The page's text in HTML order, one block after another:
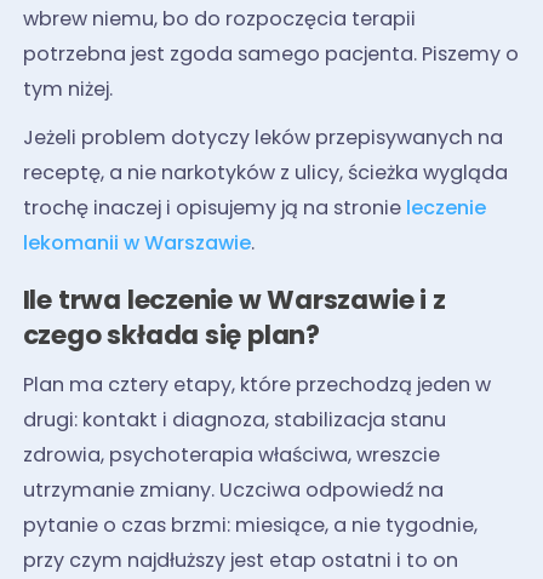
wbrew niemu, bo do rozpoczęcia terapii
potrzebna jest zgoda samego pacjenta. Piszemy o
tym niżej.
Jeżeli problem dotyczy leków przepisywanych na
receptę, a nie narkotyków z ulicy, ścieżka wygląda
trochę inaczej i opisujemy ją na stronie leczenie
lekomanii w Warszawie.
Ile trwa leczenie w Warszawie i z
czego składa się plan?
Plan ma cztery etapy, które przechodzą jeden w
drugi: kontakt i diagnoza, stabilizacja stanu
zdrowia, psychoterapia właściwa, wreszcie
utrzymanie zmiany. Uczciwa odpowiedź na
pytanie o czas brzmi: miesiące, a nie tygodnie,
przy czym najdłuższy jest etap ostatni i to on